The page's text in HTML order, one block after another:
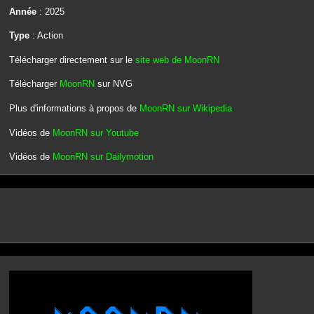
Année: 2025
Type: Action
Télécharger directement sur le site web de MoonRN
Télécharger MoonRN sur NVG
Plus d'informations à propos de MoonRN sur Wikipedia
Vidéos de MoonRN sur Youtube
Vidéos de MoonRN sur Dailymotion